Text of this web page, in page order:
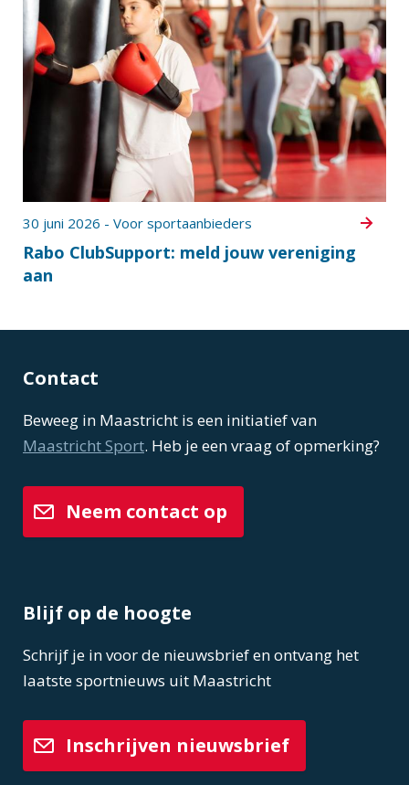
Rabo ClubSupport: meld jouw vereniging
aan
30 juni 2026 - Voor sportaanbieders
Contact
Beweeg in Maastricht is een initiatief van
Maastricht Sport. Heb je een vraag of opmerking?
Neem contact op
Blijf op de hoogte
Schrijf je in voor de nieuwsbrief en ontvang het
laatste sportnieuws uit Maastricht
Inschrijven nieuwsbrief